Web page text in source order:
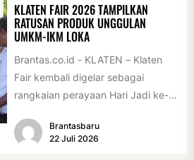
KLATEN FAIR 2026 TAMPILKAN
RATUSAN PRODUK UNGGULAN
UMKM-IKM LOKA
Brantas.co.id - KLATEN – Klaten
Fair kembali digelar sebagai
rangkaian perayaan Hari Jadi ke-
Acara ini digelar...
Brantasbaru
22 Juli 2026